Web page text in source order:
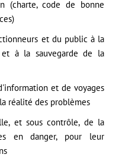
(charte, code de bonne
et du public à la
à la sauvegarde de la
et de voyages
réalité des problèmes
et sous contrôle, de la
en danger, pour leur